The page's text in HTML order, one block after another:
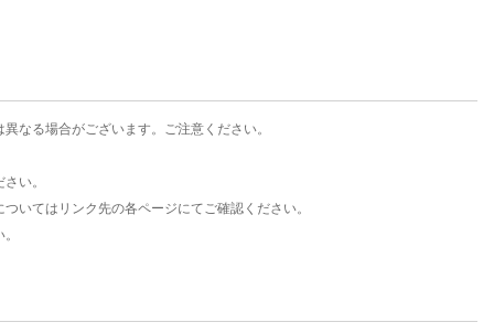
なる場合がございます。ご注意ください。
い。
いてはリンク先の各ページにてご確認ください。